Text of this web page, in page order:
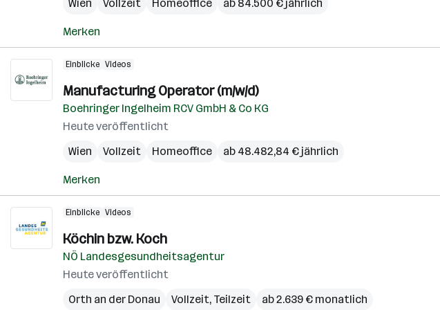
Wien
Vollzeit Homeoffice ab 84.500 € jährlich
Merken
Einblicke Videos
Manufacturing Operator (m/w/d)
Boehringer Ingelheim RCV GmbH & Co KG
Heute veröffentlicht
Wien
Vollzeit Homeoffice ab 48.482,84 € jährlich
Merken
Einblicke Videos
Köchin bzw. Koch
NÖ Landesgesundheitsagentur
Heute veröffentlicht
Orth an der Donau
Vollzeit, Teilzeit ab 2.639 € monatlich